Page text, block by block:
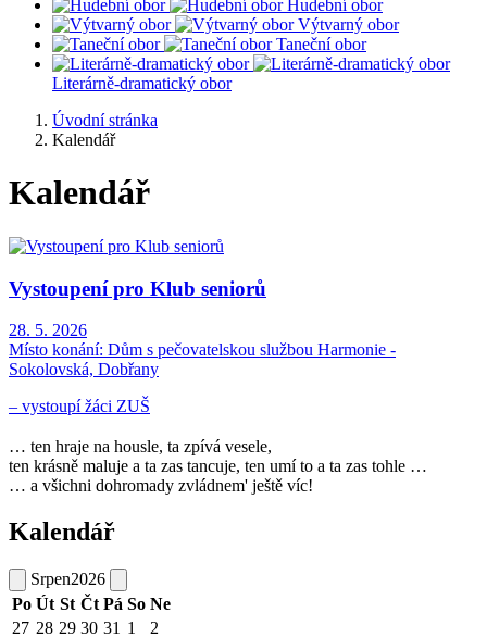
Hudební obor
Výtvarný obor
Taneční obor
Literárně-dramatický obor
Úvodní stránka
Kalendář
Kalendář
Vystoupení pro Klub seniorů
28. 5. 2026
Místo konání: Dům s pečovatelskou službou Harmonie -
Sokolovská, Dobřany
– vystoupí žáci ZUŠ
… ten hraje na housle, ta zpívá vesele,
ten krásně maluje a ta zas tancuje, ten umí to a ta zas tohle …
… a všichni dohromady zvládnem' ještě víc!
Kalendář
Srpen2026
Po Út St Čt Pá So Ne
27 28 29 30 31 1
2